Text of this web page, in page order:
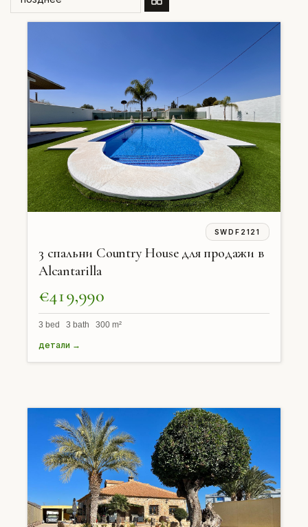
SWDF2121
3 спальни Country House для продажи в
Alcantarilla
€419,990
3 bed 3 bath 300 m²
детали →